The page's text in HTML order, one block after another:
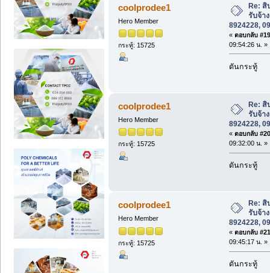
coolprodee1
Hero Member
กระทู้: 15725
Re: สิ
รับจ้า
8924228,
« ตอบกลับ
09:54:26 น. »
ดันกระทู้
coolprodee1
Hero Member
กระทู้: 15725
Re: สิ
รับจ้า
8924228,
« ตอบกลับ
09:32:00 น. »
ดันกระทู้
coolprodee1
Hero Member
กระทู้: 15725
Re: สิ
รับจ้า
8924228,
« ตอบกลับ
09:45:17 น. »
ดันกระทู้